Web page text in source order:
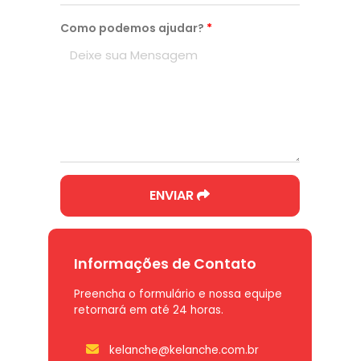
Informações de Contato
Preencha o formulário e nossa equipe
retornará em até 24 horas.
kelanche@kelanche.com.br
Como podemos ajudar? *
ENVIAR